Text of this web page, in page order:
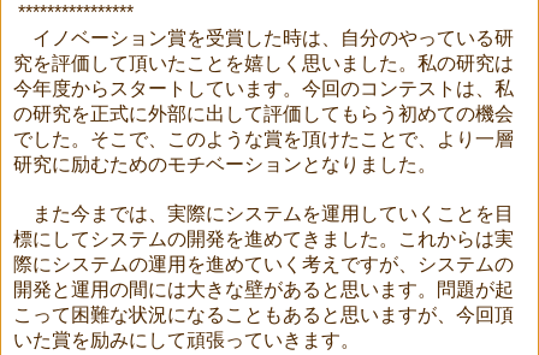
****************
イノベーション賞を受賞した時は、自分のやっている研
究を評価して頂いたことを嬉しく思いました。私の研究は
今年度からスタートしています。今回のコンテストは、私
の研究を正式に外部に出して評価してもらう初めての機会
でした。そこで、このような賞を頂けたことで、より一層
研究に励むためのモチベーションとなりました。
また今までは、実際にシステムを運用していくことを目
標にしてシステムの開発を進めてきました。これからは実
際にシステムの運用を進めていく考えですが、システムの
開発と運用の間には大きな壁があると思います。問題が起
こって困難な状況になることもあると思いますが、今回頂
いた賞を励みにして頑張っていきます。